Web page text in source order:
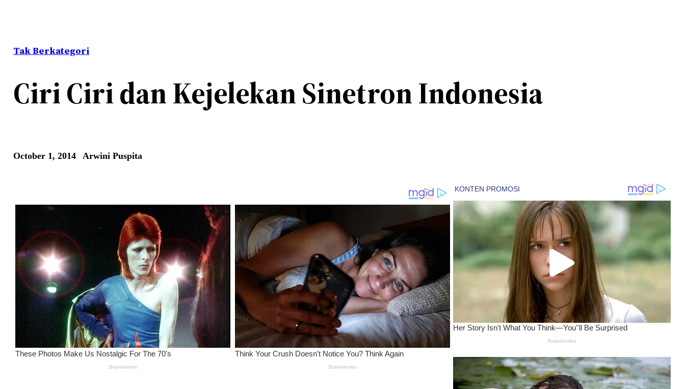
Tak Berkategori
Ciri Ciri dan Kejelekan Sinetron Indonesia
October 1, 2014 Arwini Puspita